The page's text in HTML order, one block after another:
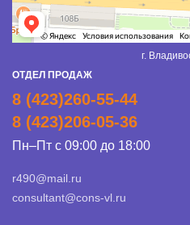
г.
ОТДЕЛ ПРОДАЖ
8 (423)260-55-44
8 (423)206-05-36
Пн–Пт с 09:00 до 18:00
r490@mail.ru
consultant@cons-vl.ru